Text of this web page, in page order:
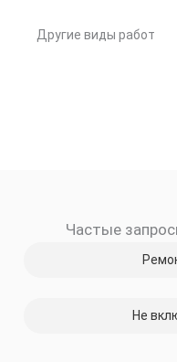
Другие виды работ
Частые
Не